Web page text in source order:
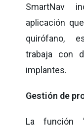
SmartNav
aplicación
quirófano,
trabaja con
implantes.
Gestión de
La función